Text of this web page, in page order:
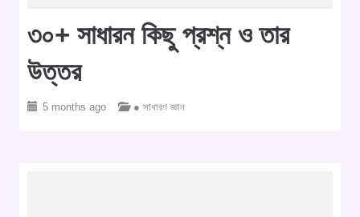
৩০+ সাধারন কিছু প্রশ্ন ও তার
উত্তর
5 months ago ● সাধারণ জ্ঞান